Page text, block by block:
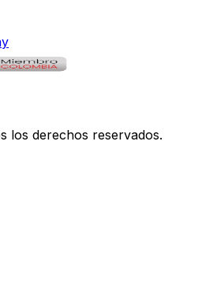
los derechos reservados.